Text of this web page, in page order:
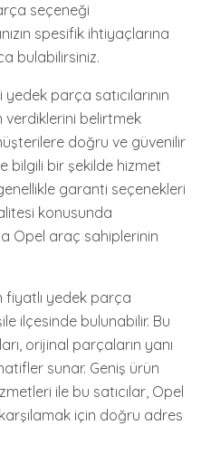
seçeneği
spesifik ihtiyaçlarına
bulabilirsiniz.
parça satıcılarının
belirtmek
doğru ve güvenilir
bilgili bir şekilde hizmet
garanti seçenekleri
konusunda
Opel araç sahiplerinin
fiyatlı yedek parça
ilçesinde bulunabilir. Bu
orijinal parçaların yanı
sunar. Geniş ürün
ile bu satıcılar, Opel
için doğru adres